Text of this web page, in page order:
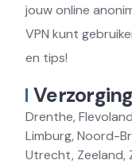
jouw online
VPN kunt
en tips!
Drenthe,
Limburg, Noord-
Utrecht, Zeeland,